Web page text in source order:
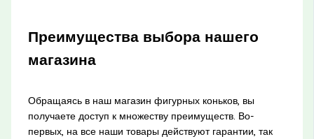
Преимущества выбора нашего
магазина
Обращаясь в наш магазин фигурных коньков, вы
получаете доступ к множеству преимуществ. Во-
первых, на все наши товары действуют гарантии, так